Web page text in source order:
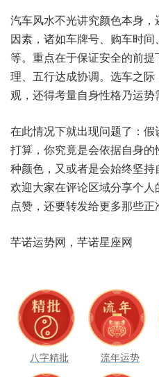
汽车风水不光讲究颜色本身
因素，诸如车牌号、购车时
等。重点在于保证安全的前
理、五行达成协调。选车之
观，还得考量自身性格乃运势
在此情况下就出现问题了：
打算，你究竟是会依据自身
种颜色，又或者是会始终坚
欢迎大家在评论区域分享个
点赞，还要转发给更多那些正
芊诺运势网，芊诺星座网
八字精批 流年运势